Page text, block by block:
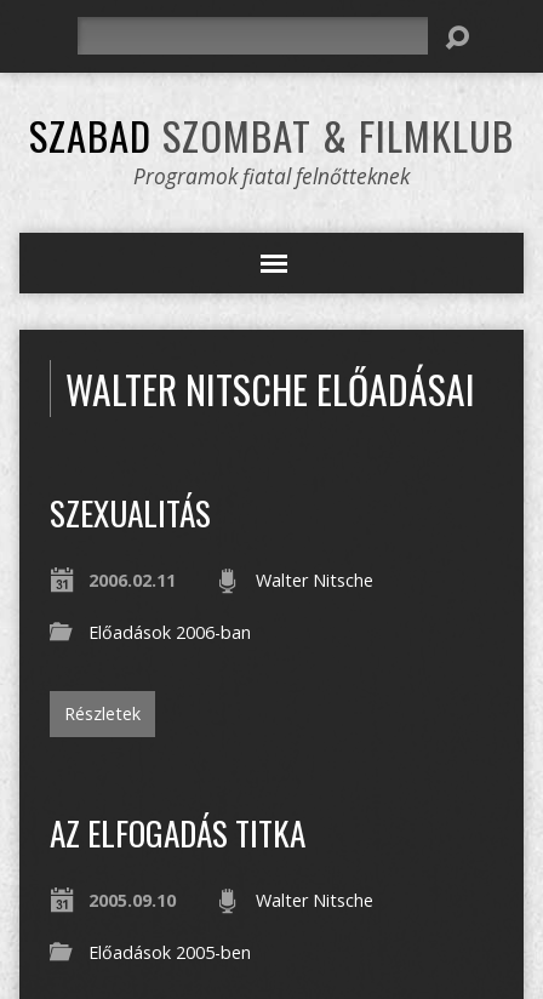
SZABAD SZOMBAT & FILMKLUB
Programok fiatal felnőtteknek
WALTER NITSCHE ELŐADÁSAI
SZEXUALITÁS
2006.02.11 Walter Nitsche
Előadások 2006-ban
Részletek
AZ ELFOGADÁS TITKA
2005.09.10 Walter Nitsche
Előadások 2005-ben